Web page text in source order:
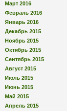
Март 2016
Февраль 2016
Январь 2016
Декабрь 2015
Ноябрь 2015
Октябрь 2015
Сентябрь 2015
Август 2015
Июль 2015
Июнь 2015
Май 2015
Апрель 2015